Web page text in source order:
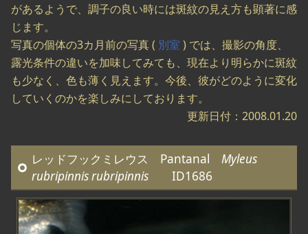
があるようで、調子の良い時には斑紋の見え方も顕著に感
じます。
写真の個体の3カ月前の写真 ( 別室 ) では、撮影の角度、
露光条件の違いを加味してみても、現在より明らかに斑紋
も少なく、色も薄く見えます。今後、彼がどのように変化
していくのかを楽しみにしております。
更新日付：2008.01.20
レッドフックミレウス Pantanal Myleus
rubripinnis rubripinnis ID1686